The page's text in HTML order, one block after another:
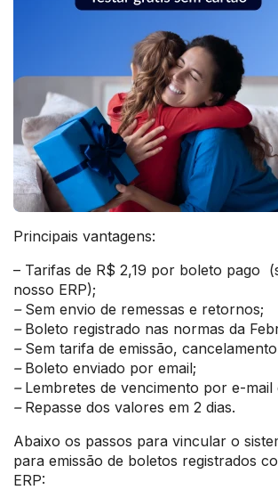
Principais vantagens:
– Tarifas de R$ 2,19 por boleto pago
nosso ERP);
– Sem envio de remessas e retornos;
– Boleto registrado nas normas da
– Sem tarifa de emissão,
– Boleto enviado por email;
– Lembretes de vencimento por e-mail
– Repasse dos valores em 2 dias.
Abaixo os passos para vincular o
para emissão de boletos registrados
ERP: